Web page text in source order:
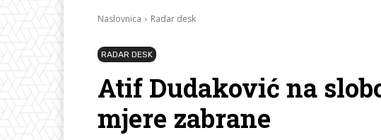
Naslovnica Radar desk
RADAR DESK
Atif Dudaković na
mjere zabrane